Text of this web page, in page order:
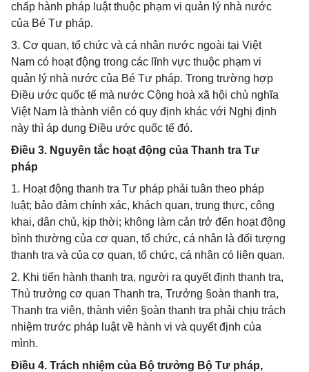
chấp hành pháp luật thuộc phạm vi quản lý nhà nước
của Bé Tư pháp.
3. Cơ quan, tổ chức và cá nhân nước ngoài tại Việt
Nam có hoạt động trong các lĩnh vực thuộc phạm vi
quản lý nhà nước của Bé Tư pháp. Trong trường hợp
Điều ước quốc tế mà nước Cộng hoà xã hội chủ nghĩa
Việt Nam là thành viên có quy định khác với Nghị định
này thì áp dụng Điều ước quốc tế đó.
Điều 3. Nguyên tắc hoạt động của Thanh tra Tư
pháp
1. Hoạt động thanh tra Tư pháp phải tuân theo pháp
luật; bảo đảm chính xác, khách quan, trung thực, công
khai, dân chủ, kịp thời; không làm cản trở đến hoạt động
bình thường của cơ quan, tổ chức, cá nhân là đối tượng
thanh tra và của cơ quan, tổ chức, cá nhân có liên quan.
2. Khi tiến hành thanh tra, người ra quyết định thanh tra,
Thủ trưởng cơ quan Thanh tra, Trưởng §oàn thanh tra,
Thanh tra viên, thành viên §oàn thanh tra phải chịu trách
nhiệm trước pháp luật về hành vi và quyết định của
mình.
Điều 4. Trách nhiệm của Bộ trưởng Bộ Tư pháp,